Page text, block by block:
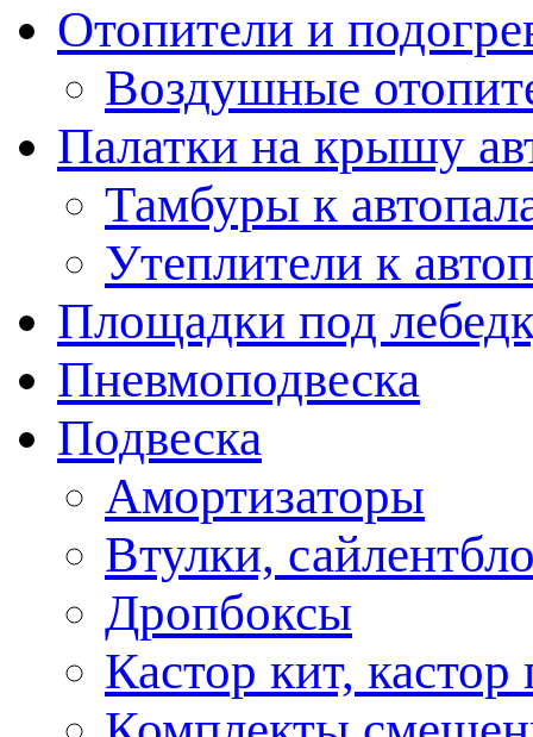
Отопители и
Воздушные
Палатки на крышу
Тамбуры к
Утеплители к
Площадки под
Пневмоподвеска
Подвеска
Амортизаторы
Втулки,
Дропбоксы
Кастор кит, кастор